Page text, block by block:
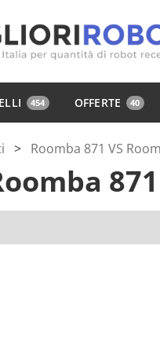
454 OFFERTE 40
> Roomba 871 VS
871